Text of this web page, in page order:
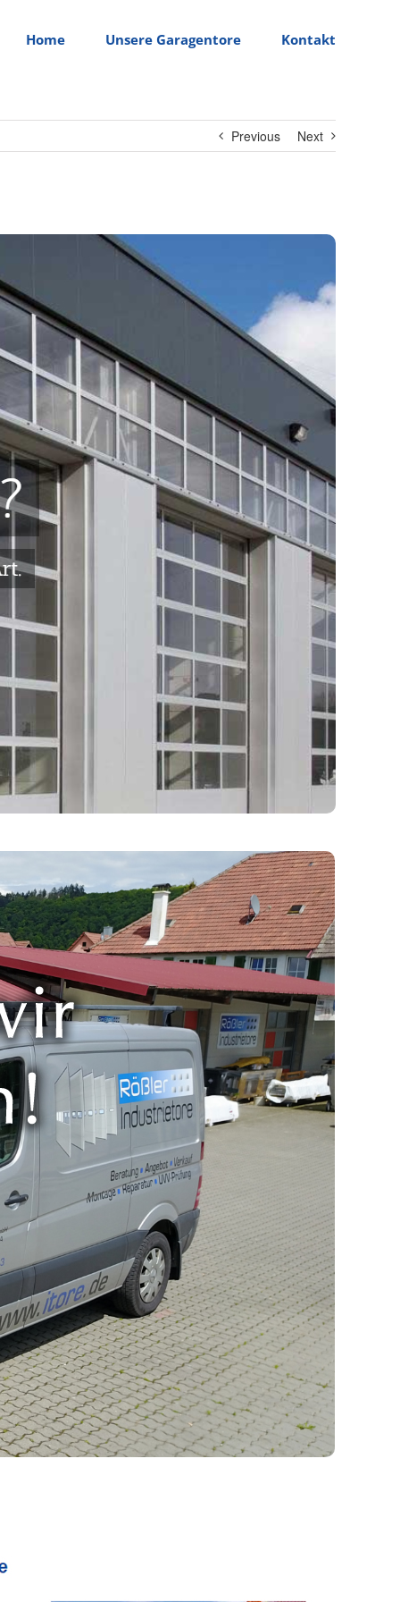
Home Unsere Garagentore Kontakt
Previous Next